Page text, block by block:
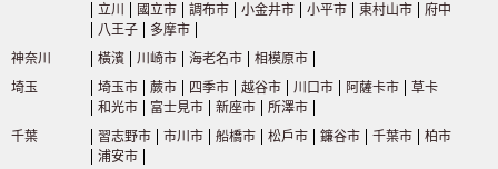
小田急電鐵
小田急小田原線 (80)
小田急多摩線
立川
國立市 調布市 小金井市 小平市 東村山市
府中
八王子
多摩市
神奈川
橫濱 川崎市 海老名市
相模原市
埼玉
埼玉市 蕨市 四季市 越谷市 川口市 阿薩卡市
草卡
和光市
富士見市 新座市
所澤市
千葉
習志野市 市川市 船橋市 松戶市 鐮谷市 千葉市
柏市
浦安市